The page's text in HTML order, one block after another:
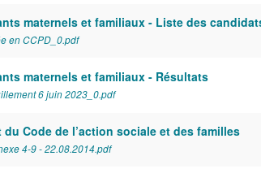
maternels et familiaux - Liste des
en CCPD_0.pdf
maternels et familiaux - Résultats
6 juin 2023_0.pdf
du Code de l’action sociale et des familles
4-9 - 22.08.2014.pdf